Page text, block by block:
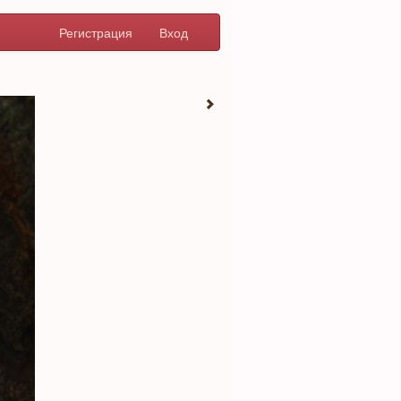
Регистрация Вход